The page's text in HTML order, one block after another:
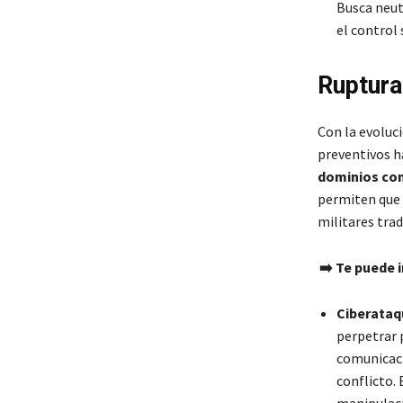
Busca
el control
Con la
preventivos
dominios
permiten que
militares
➡️ Te puede
perpetrar
conflicto.